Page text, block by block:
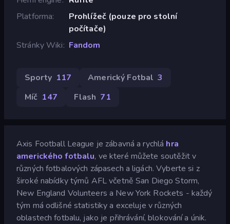
Platforma
Prohlížeč (pouze pro stolní
počítače)
Stránky Wiki
Fandom
Sporty 117 Americký Fotbal 3
Míč 147 Flash 71
Axis Football League je zábavná a rychlá hra
amerického fotbalu, ve které můžete soutěžit v
různých fotbalových zápasech a ligách. Vyberte si z
široké nabídky týmů AFL včetně San Diego Storm,
New England Volunteers a New York Rockets - každý
tým má odlišné statistiky a exceluje v různých
oblastech fotbalu, jako je přihrávání, blokování a únik.